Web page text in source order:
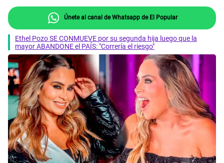
Únete al canal de Whatsapp de El Popular
Ethel Pozo SE CONMUEVE por su segunda hija luego que la
mayor ABANDONE el PAÍS: "Correría el riesgo"